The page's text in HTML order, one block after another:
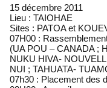
15 décembre 2011
Lieu : TAIOHAE
Sites : PATOA et
07H00 :
(UA POU – CANADA ;
NUKU HIVA-
NUI ; TAHUATA-
07h30 : Placement des